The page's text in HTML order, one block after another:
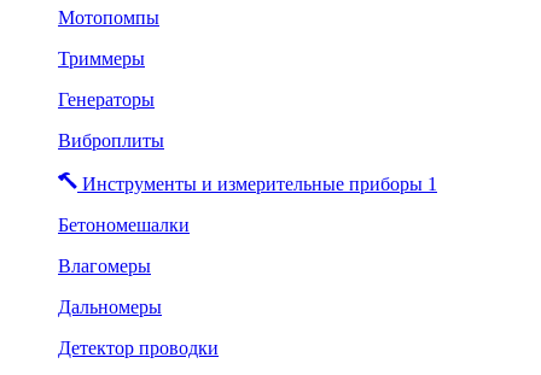
Мотопомпы
Триммеры
Генераторы
Виброплиты
Инструменты и измерительные приборы 1
Бетономешалки
Влагомеры
Дальномеры
Детектор проводки